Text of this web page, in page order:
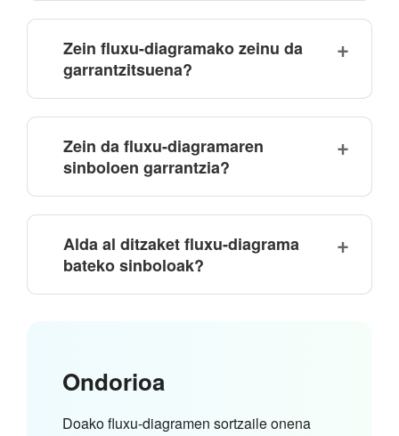
Zein fluxu-diagramako zeinu da
garrantzitsuena?
Zein da fluxu-diagramaren
sinboloen garrantzia?
Alda al ditzaket fluxu-diagrama
bateko sinboloak?
Ondorioa
Doako fluxu-diagramen sortzaile onena